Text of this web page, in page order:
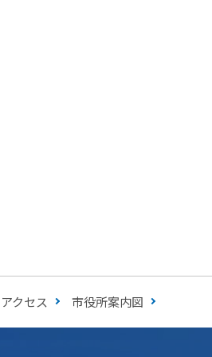
アクセス 市役所案内図